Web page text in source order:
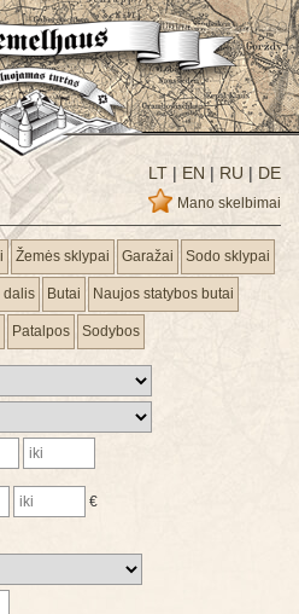
LT | EN | RU | DE
Mano skelbimai
Žemės sklypai Garažai Sodo sklypai
dalis Butai Naujos statybos butai
Patalpos Sodybos
€